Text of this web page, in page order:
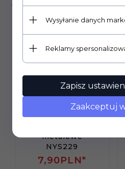
Gniazdo Jack
metalowe
NYS229
7,90PLN*
Wysyłanie danych
Reklamy
Zapisz
Zaakceptuj